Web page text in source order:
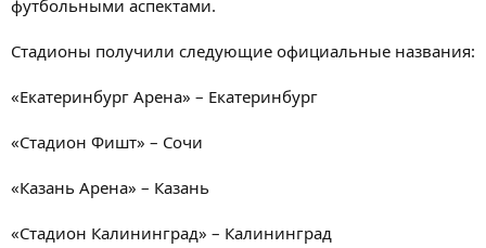
футбольными аспектами.
Стадионы получили следующие официальные названия:
«Екатеринбург Арена» – Екатеринбург
«Стадион Фишт» – Сочи
«Казань Арена» – Казань
«Стадион Калининград» – Калининград